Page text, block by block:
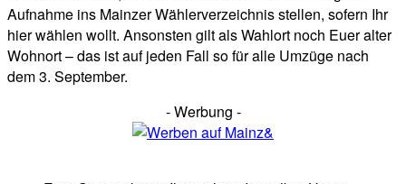
Aufnahme ins Mainzer Wählerverzeichnis stellen, sofern Ihr
hier wählen wollt. Ansonsten gilt als Wahlort noch Euer alter
Wohnort – das ist auf jeden Fall so für alle Umzüge nach
dem 3. September.
- Werbung -